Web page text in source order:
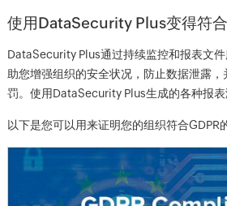
使用DataSecurity Plus变得符
DataSecurity Plus通过持续监控和报表文
助您增强组织的安全状况，防止数据泄露
罚。使用DataSecurity Plus生成的各种报表
以下是您可以用来证明您的组织符合GDPR